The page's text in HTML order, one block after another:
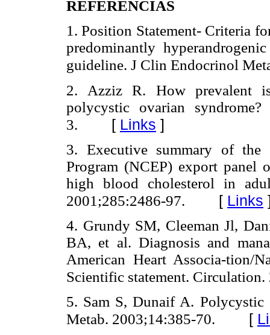
REFERENCIAS
1. Position Statement- Criteria
predominantly
guideline. J Clin Endocrinol
2. Azziz R. How prevalent
polycystic ovarian
3. [ Links ]
3. Executive summary of
Program (NCEP) export panel
high blood cholesterol in
2001;285:2486-97. [ Links
4. Grundy SM, Cleeman Jl,
BA, et al. Diagnosis and
American Heart Associa-tion/
Scientific statement.
5. Sam S, Dunaif A.
Metab. 2003;14:385-70. [